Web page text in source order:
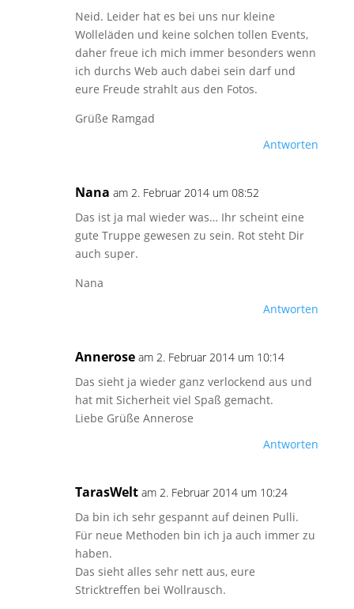
Neid. Leider hat es bei uns nur kleine
Wolleläden und keine solchen tollen Events,
daher freue ich mich immer besonders wenn
ich durchs Web auch dabei sein darf und
eure Freude strahlt aus den Fotos.
Grüße Ramgad
Antworten
Nana am 2. Februar 2014 um 08:52
Das ist ja mal wieder was… Ihr scheint eine
gute Truppe gewesen zu sein. Rot steht Dir
auch super.
Nana
Antworten
Annerose am 2. Februar 2014 um 10:14
Das sieht ja wieder ganz verlockend aus und
hat mit Sicherheit viel Spaß gemacht.
Liebe Grüße Annerose
Antworten
TarasWelt am 2. Februar 2014 um 10:24
Da bin ich sehr gespannt auf deinen Pulli.
Für neue Methoden bin ich ja auch immer zu
haben.
Das sieht alles sehr nett aus, eure
Stricktreffen bei Wollrausch.